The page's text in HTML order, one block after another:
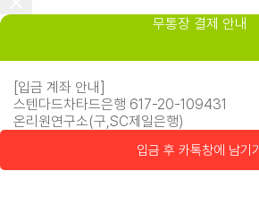
무통장 결제 안내
[입금 계좌 안내]
스텐다드차타드은행 617-20-109431
온리원연구소(구,SC제일은행)
입금 후 카톡창에 남기기